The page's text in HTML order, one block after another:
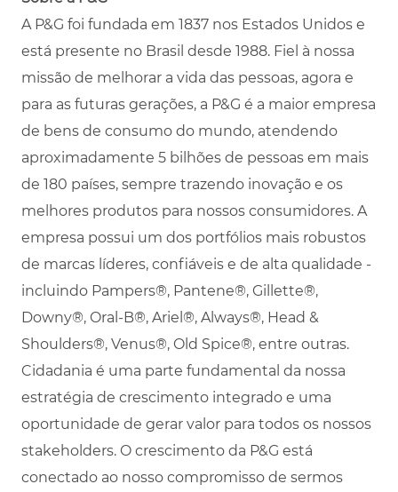
A P&G foi fundada em 1837 nos Estados Unidos e
está presente no Brasil desde 1988. Fiel à nossa
missão de melhorar a vida das pessoas, agora e
para as futuras gerações, a P&G é a maior empresa
de bens de consumo do mundo, atendendo
aproximadamente 5 bilhões de pessoas em mais
de 180 países, sempre trazendo inovação e os
melhores produtos para nossos consumidores. A
empresa possui um dos portfólios mais robustos
de marcas líderes, confiáveis e de alta qualidade -
incluindo Pampers®, Pantene®, Gillette®,
Downy®, Oral-B®, Ariel®, Always®, Head &
Shoulders®, Venus®, Old Spice®, entre outras.
Cidadania é uma parte fundamental da nossa
estratégia de crescimento integrado e uma
oportunidade de gerar valor para todos os nossos
stakeholders. O crescimento da P&G está
conectado ao nosso compromisso de sermos